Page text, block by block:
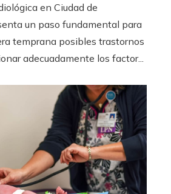
en Ciudad de
un paso fundamental para
temprana posibles trastornos
adecuadamente los factor...